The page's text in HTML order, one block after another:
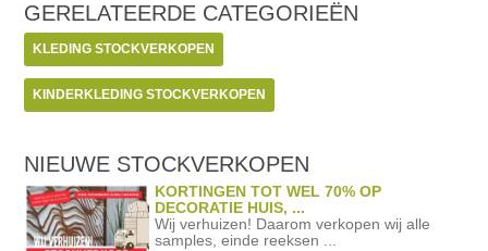
GERELATEERDE CATEGORIEËN
KLEDING STOCKVERKOPEN
KINDERKLEDING STOCKVERKOPEN
NIEUWE STOCKVERKOPEN
KORTINGEN TOT WEL 70% OP
DECORATIE HUIS, ...
Wij verhuizen! Daarom verkopen wij alle
samples, einde reeksen ...